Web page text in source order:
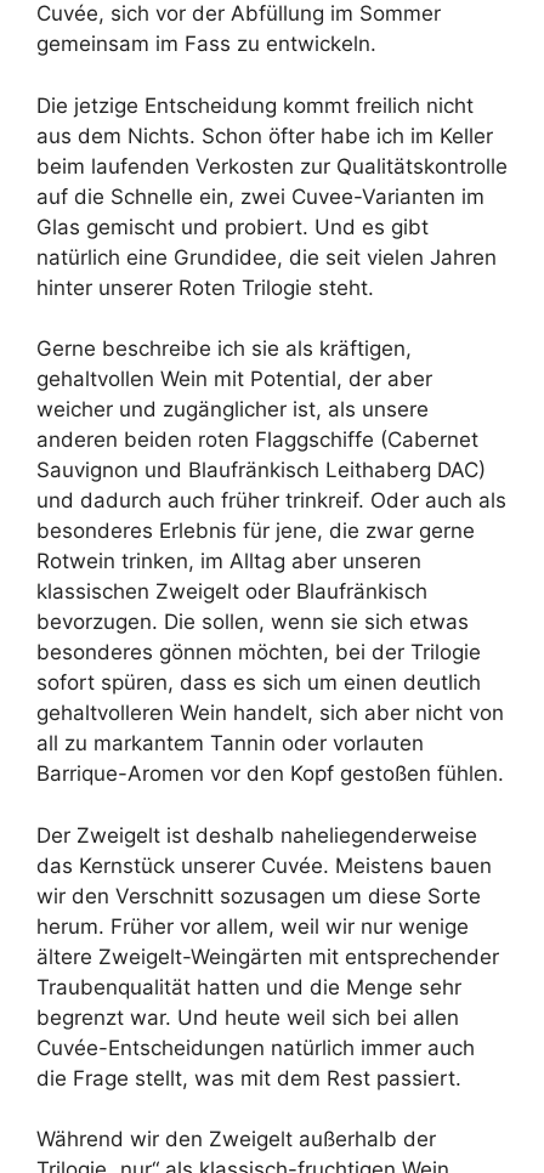
Cuvée, sich vor der Abfüllung im Sommer
gemeinsam im Fass zu entwickeln.
Die jetzige Entscheidung kommt freilich nicht
aus dem Nichts. Schon öfter habe ich im Keller
beim laufenden Verkosten zur Qualitätskontrolle
auf die Schnelle ein, zwei Cuvee-Varianten im
Glas gemischt und probiert. Und es gibt
natürlich eine Grundidee, die seit vielen Jahren
hinter unserer Roten Trilogie steht.
Gerne beschreibe ich sie als kräftigen,
gehaltvollen Wein mit Potential, der aber
weicher und zugänglicher ist, als unsere
anderen beiden roten Flaggschiffe (Cabernet
Sauvignon und Blaufränkisch Leithaberg DAC)
und dadurch auch früher trinkreif. Oder auch als
besonderes Erlebnis für jene, die zwar gerne
Rotwein trinken, im Alltag aber unseren
klassischen Zweigelt oder Blaufränkisch
bevorzugen. Die sollen, wenn sie sich etwas
besonderes gönnen möchten, bei der Trilogie
sofort spüren, dass es sich um einen deutlich
gehaltvolleren Wein handelt, sich aber nicht von
all zu markantem Tannin oder vorlauten
Barrique-Aromen vor den Kopf gestoßen fühlen.
Der Zweigelt ist deshalb naheliegenderweise
das Kernstück unserer Cuvée. Meistens bauen
wir den Verschnitt sozusagen um diese Sorte
herum. Früher vor allem, weil wir nur wenige
ältere Zweigelt-Weingärten mit entsprechender
Traubenqualität hatten und die Menge sehr
begrenzt war. Und heute weil sich bei allen
Cuvée-Entscheidungen natürlich immer auch
die Frage stellt, was mit dem Rest passiert.
Während wir den Zweigelt außerhalb der